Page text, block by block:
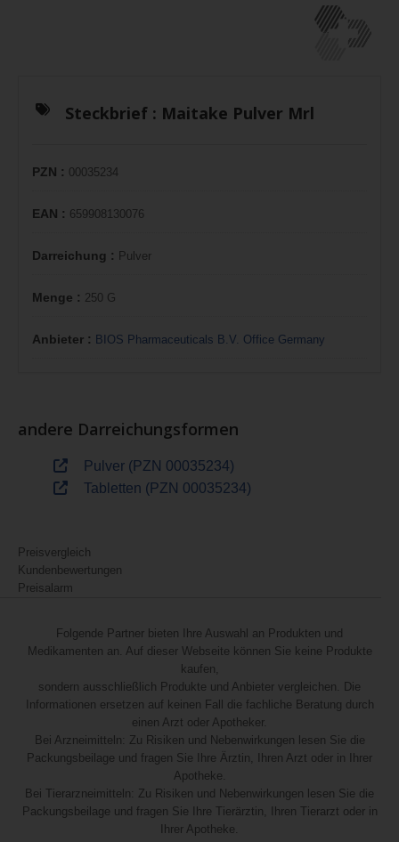
Steckbrief : Maitake Pulver Mrl
PZN : 00035234
EAN : 659908130076
Darreichung : Pulver
Menge : 250 G
Anbieter : BIOS Pharmaceuticals B.V. Office Germany
andere Darreichungsformen
Pulver (PZN 00035234)
Tabletten (PZN 00035234)
Preisvergleich
Kundenbewertungen
Preisalarm
Folgende Partner bieten Ihre Auswahl an Produkten und
Medikamenten an. Auf dieser Webseite können Sie keine Produkte
kaufen,
sondern ausschließlich Produkte und Anbieter vergleichen. Die
Informationen ersetzen auf keinen Fall die fachliche Beratung durch
einen Arzt oder Apotheker.
Bei Arzneimitteln: Zu Risiken und Nebenwirkungen lesen Sie die
Packungsbeilage und fragen Sie Ihre Ärztin, Ihren Arzt oder in Ihrer
Apotheke.
Bei Tierarzneimitteln: Zu Risiken und Nebenwirkungen lesen Sie die
Packungsbeilage und fragen Sie Ihre Tierärztin, Ihren Tierarzt oder in
Ihrer Apotheke.